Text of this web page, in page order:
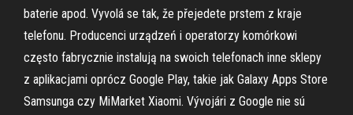
baterie apod. Vyvolá se tak, že přejedete prstem z kraje
telefonu. Producenci urządzeń i operatorzy komórkowi
często fabrycznie instalują na swoich telefonach inne sklepy
z aplikacjami oprócz Google Play, takie jak Galaxy Apps Store
Samsunga czy MiMarket Xiaomi. Vývojári z Google nie sú